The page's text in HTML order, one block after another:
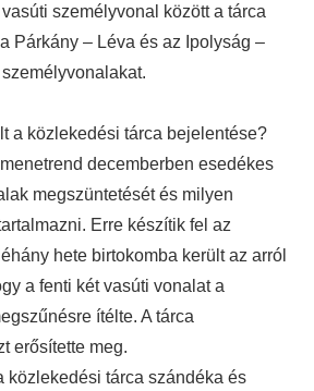
személyvonal között a tárca
Párkány – Léva és az Ipolyság –
a közlekedési tárca bejelentése?
decemberben esedékes
megszüntetését és milyen
Erre készítik fel az
hete birtokomba került az arról
a fenti két vasúti vonalat a
ítélte. A tárca
erősítette meg.
közlekedési tárca szándéka és